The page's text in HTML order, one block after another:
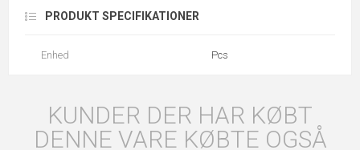
PRODUKT SPECIFIKATIONER
Enhed Pcs
KUNDER DER HAR KØBT
DENNE VARE KØBTE OGSÅ